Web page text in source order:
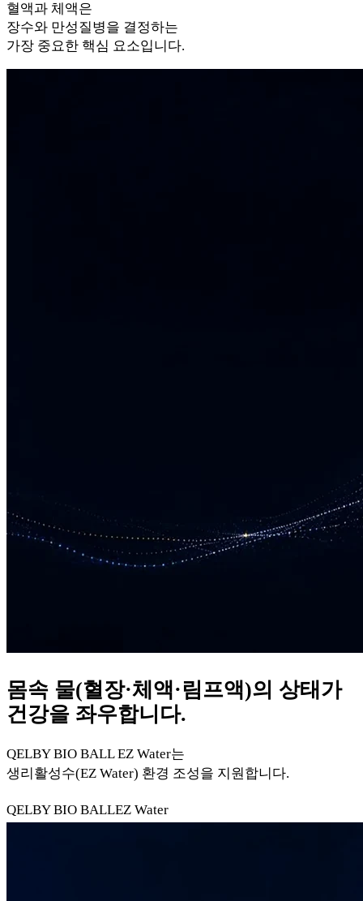
혈액과 체액은
장수와 만성질병을 결정하는
가장 중요한 핵심 요소입니다.
몸속 물(혈장·체액·림프액)의 상태가
건강을 좌우합니다.
QELBY BIO BALL EZ Water는
생리활성수(EZ Water) 환경 조성을 지원합니다.
QELBY BIO BALLEZ Water